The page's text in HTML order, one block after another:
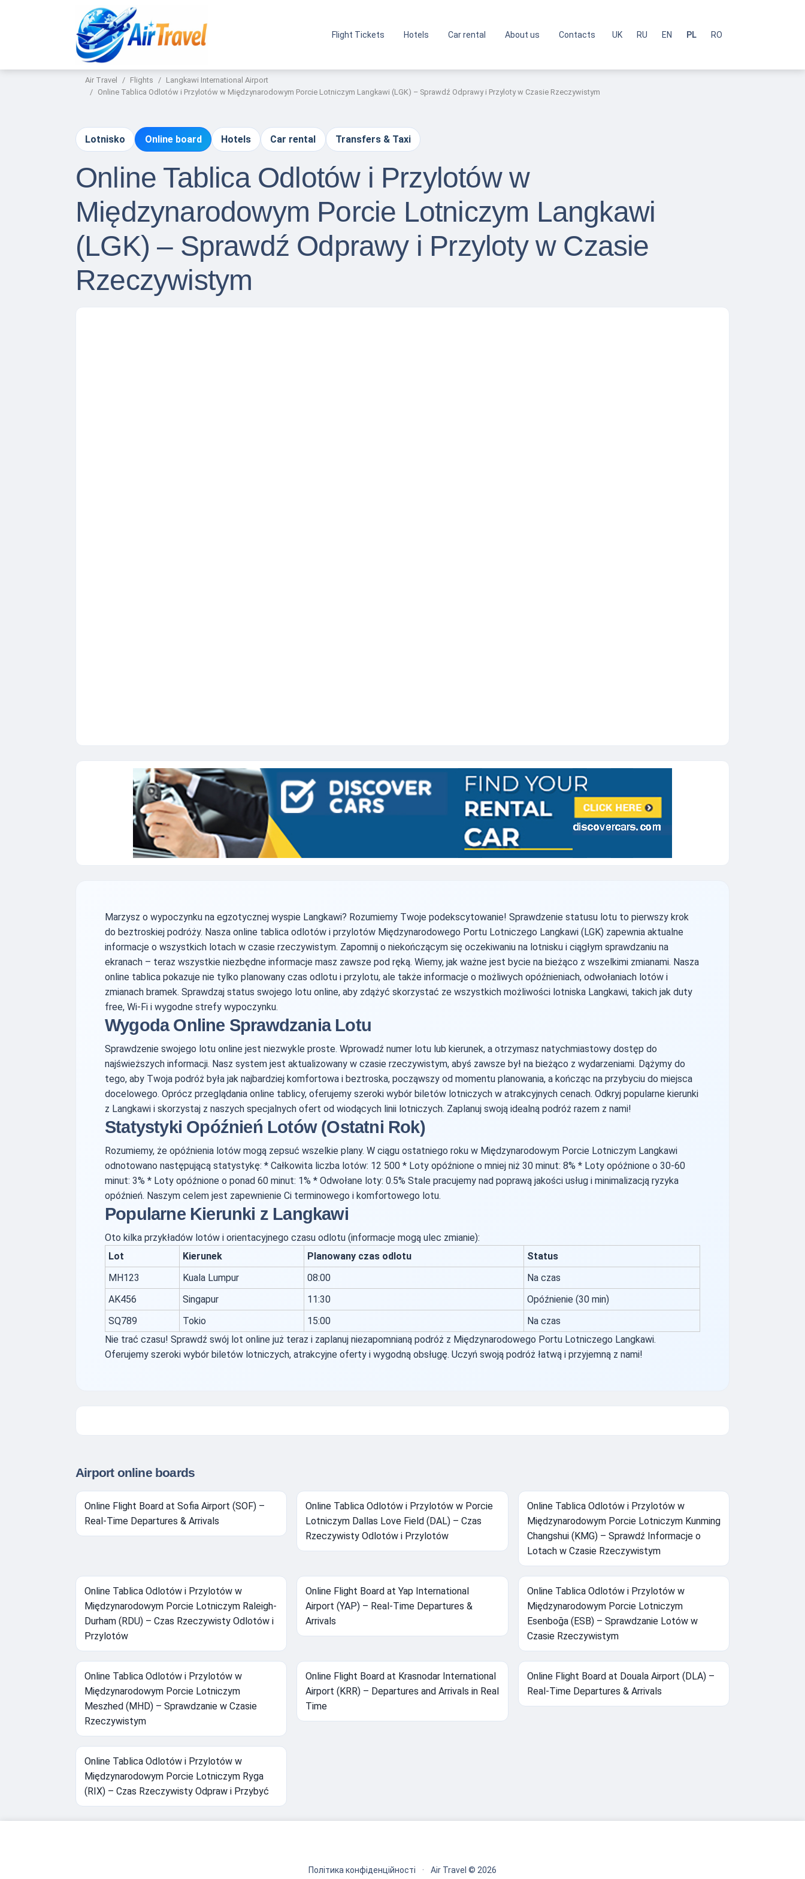
Flight Tickets Hotels Car rental About us Contacts UK RU EN PL RO
Air Travel Flights
Langkawi International Airport
Online Tablica Odlotów i Przylotów w Międzynarodowym Porcie Lotniczym Langkawi (LGK) – Sprawdź Odprawy i Przyloty w Czasie Rzeczywistym
Lotnisko Online board Hotels Car rental Transfers & Taxi
Online Tablica Odlotów i Przylotów w
Międzynarodowym Porcie Lotniczym Langkawi
(LGK) – Sprawdź Odprawy i Przyloty w Czasie
Rzeczywistym
Marzysz o wypoczynku na egzotycznej wyspie Langkawi? Rozumiemy Twoje podekscytowanie! Sprawdzenie statusu lotu to pierwszy krok
do beztroskiej podróży. Nasza online tablica odlotów i przylotów Międzynarodowego Portu Lotniczego Langkawi (LGK) zapewnia aktualne
informacje o wszystkich lotach w czasie rzeczywistym. Zapomnij o niekończącym się oczekiwaniu na lotnisku i ciągłym sprawdzaniu na
ekranach – teraz wszystkie niezbędne informacje masz zawsze pod ręką. Wiemy, jak ważne jest bycie na bieżąco z wszelkimi zmianami. Nasza
online tablica pokazuje nie tylko planowany czas odlotu i przylotu, ale także informacje o możliwych opóźnieniach, odwołaniach lotów i
zmianach bramek. Sprawdzaj status swojego lotu online, aby zdążyć skorzystać ze wszystkich możliwości lotniska Langkawi, takich jak duty
free, Wi-Fi i wygodne strefy wypoczynku.
Wygoda Online Sprawdzania Lotu
Sprawdzenie swojego lotu online jest niezwykle proste. Wprowadź numer lotu lub kierunek, a otrzymasz natychmiastowy dostęp do
najświeższych informacji. Nasz system jest aktualizowany w czasie rzeczywistym, abyś zawsze był na bieżąco z wydarzeniami. Dążymy do
tego, aby Twoja podróż była jak najbardziej komfortowa i beztroska, począwszy od momentu planowania, a kończąc na przybyciu do miejsca
docelowego. Oprócz przeglądania online tablicy, oferujemy szeroki wybór biletów lotniczych w atrakcyjnych cenach. Odkryj popularne kierunki
z Langkawi i skorzystaj z naszych specjalnych ofert od wiodących linii lotniczych. Zaplanuj swoją idealną podróż razem z nami!
Statystyki Opóźnień Lotów (Ostatni Rok)
Rozumiemy, że opóźnienia lotów mogą zepsuć wszelkie plany. W ciągu ostatniego roku w Międzynarodowym Porcie Lotniczym Langkawi
odnotowano następującą statystykę: * Całkowita liczba lotów: 12 500 * Loty opóźnione o mniej niż 30 minut: 8% * Loty opóźnione o 30-60
minut: 3% * Loty opóźnione o ponad 60 minut: 1% * Odwołane loty: 0.5% Stale pracujemy nad poprawą jakości usług i minimalizacją ryzyka
opóźnień. Naszym celem jest zapewnienie Ci terminowego i komfortowego lotu.
Popularne Kierunki z Langkawi
Oto kilka przykładów lotów i orientacyjnego czasu odlotu (informacje mogą ulec zmianie):
Lot
Kierunek Planowany czas odlotu
Status
MH123
Kuala Lumpur 08:00
Na czas
AK456
Singapur 11:30
Opóźnienie (30 min)
SQ789
Tokio 15:00
Na czas
Nie trać czasu! Sprawdź swój lot online już teraz i zaplanuj niezapomnianą podróż z Międzynarodowego Portu Lotniczego Langkawi.
Oferujemy szeroki wybór biletów lotniczych, atrakcyjne oferty i wygodną obsługę. Uczyń swoją podróż łatwą i przyjemną z nami!
Airport online boards
Online Flight Board at Sofia Airport (SOF) –
Real-Time Departures & Arrivals
Online Tablica Odlotów i Przylotów w Porcie
Lotniczym Dallas Love Field (DAL) – Czas
Rzeczywisty Odlotów i Przylotów
Online Tablica Odlotów i Przylotów w
Międzynarodowym Porcie Lotniczym Kunming
Changshui (KMG) – Sprawdź Informacje o
Lotach w Czasie Rzeczywistym
Online Tablica Odlotów i Przylotów w
Międzynarodowym Porcie Lotniczym Raleigh-
Durham (RDU) – Czas Rzeczywisty Odlotów i
Przylotów
Online Flight Board at Yap International
Airport (YAP) – Real-Time Departures &
Arrivals
Online Tablica Odlotów i Przylotów w
Międzynarodowym Porcie Lotniczym
Esenboğa (ESB) – Sprawdzanie Lotów w
Czasie Rzeczywistym
Online Tablica Odlotów i Przylotów w
Międzynarodowym Porcie Lotniczym
Meszhed (MHD) – Sprawdzanie w Czasie
Rzeczywistym
Online Flight Board at Krasnodar International
Airport (KRR) – Departures and Arrivals in Real
Time
Online Flight Board at Douala Airport (DLA) –
Real-Time Departures & Arrivals
Online Tablica Odlotów i Przylotów w
Międzynarodowym Porcie Lotniczym Ryga
(RIX) – Czas Rzeczywisty Odpraw i Przybyć
Політика конфіденційності · Air Travel © 2026